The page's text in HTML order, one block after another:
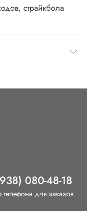
страйкбола
080-48-18
для заказов